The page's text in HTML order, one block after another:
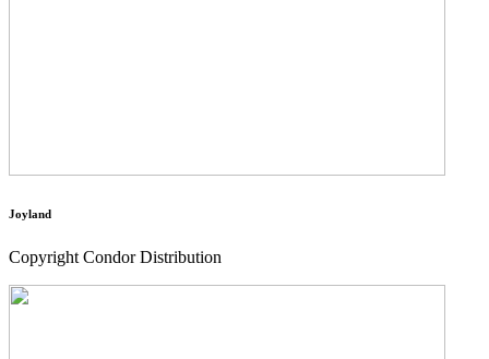
Joyland
Copyright Condor Distribution